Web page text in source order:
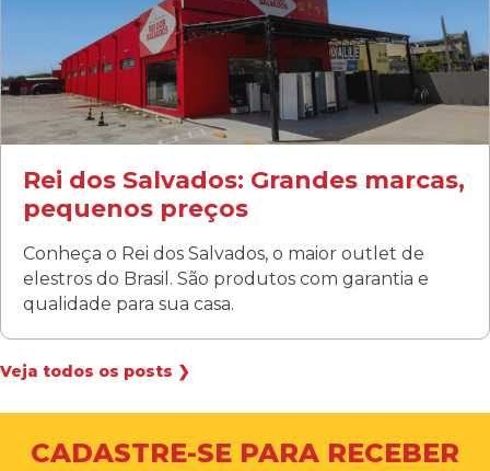
Segunda a sábado: 09h00 às 19h00
Domingo: FECHADA
ÚLTIMOS DIAS DE LIQUIDAÇÃO!
(41) 3411-1754
(41) 99249-4620
Rei dos Salvados: Grandes marcas,
pequenos preços
Conheça o Rei dos Salvados, o maior outlet de
elestros do Brasil. São produtos com garantia e
qualidade para sua casa.
Veja todos os posts ❯
CADASTRE-SE PARA RECEBER